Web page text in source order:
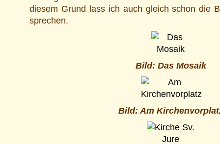
diesem Grund lass ich auch gleich schon die
sprechen.
Bild: Das Mosaik
Bild: Am